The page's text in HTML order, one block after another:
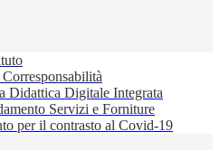
Didattica Digitale Integrata
Servizi e Forniture
per il contrasto al Covid-19